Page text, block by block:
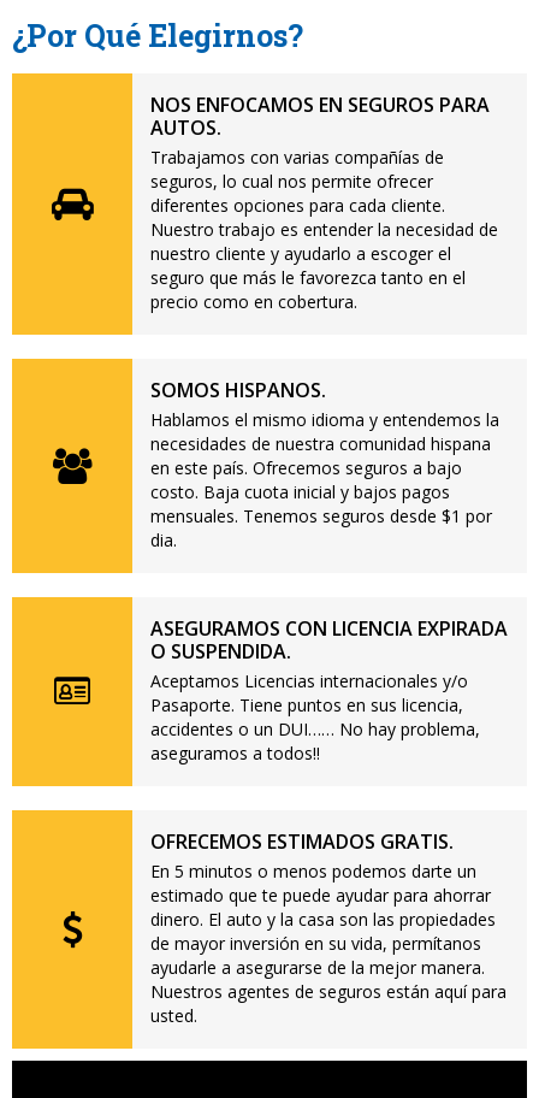
¿Por Qué Elegirnos?
NOS ENFOCAMOS EN SEGUROS PARA
AUTOS.
Trabajamos con varias compañías de
seguros, lo cual nos permite ofrecer
diferentes opciones para cada cliente.
Nuestro trabajo es entender la necesidad de
nuestro cliente y ayudarlo a escoger el
seguro que más le favorezca tanto en el
precio como en cobertura.
SOMOS HISPANOS.
Hablamos el mismo idioma y entendemos la
necesidades de nuestra comunidad hispana
en este país. Ofrecemos seguros a bajo
costo. Baja cuota inicial y bajos pagos
mensuales. Tenemos seguros desde $1 por
dia.
ASEGURAMOS CON LICENCIA EXPIRADA
O SUSPENDIDA.
Aceptamos Licencias internacionales y/o
Pasaporte. Tiene puntos en sus licencia,
accidentes o un DUI…… No hay problema,
aseguramos a todos!!
OFRECEMOS ESTIMADOS GRATIS.
En 5 minutos o menos podemos darte un
estimado que te puede ayudar para ahorrar
dinero. El auto y la casa son las propiedades
de mayor inversión en su vida, permítanos
ayudarle a asegurarse de la mejor manera.
Nuestros agentes de seguros están aquí para
usted.